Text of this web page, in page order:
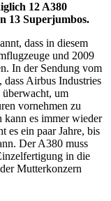
12 A380
13 Superjumbos.
dass in diesem
und 2009
In der Sendung vom
dass Airbus Industries
überwacht, um
vornehmen zu
kann es immer wieder
es ein paar Jahre, bis
Der A380 muss
in die
Mutterkonzern